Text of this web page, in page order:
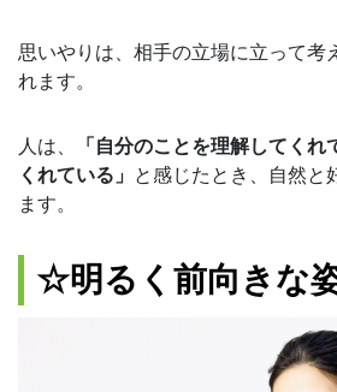
思いやりは、相手の立場に立って考
れます。
人は、
「自分のことを理解してく
くれている」 と感じたとき、自然と
ます。
☆明るく前向きな